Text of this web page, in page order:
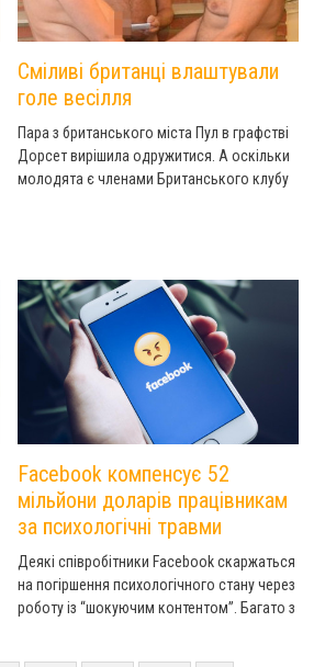
Сміливі британці влаштували
голе весілля
Пара з британського міста Пул в графстві
Дорсет вирішила одружитися. А оскільки
молодята є членами Британського клубу
Facebook компенсує 52
мільйони доларів працівникам
за психологічні травми
Деякі співробітники Facebook скаржаться
на погіршення психологічного стану через
роботу із “шокуючим контентом”. Багато з